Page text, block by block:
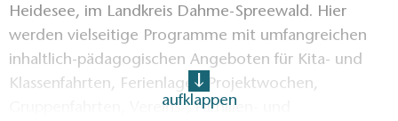
Heidesee, im Landkreis Dahme-Spreewald. Hier
werden vielseitige Programme mit umfangreichen
inhaltlich-pädagogischen Angeboten für Kita- und
Klassenfahrten, Ferienlager, Projektwochen,
Gruppenfahrten, Vereins-, Familien- und
aufklappen